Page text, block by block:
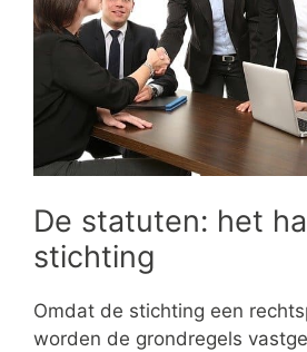
De statuten: het
stichting
Omdat de stichting een
worden de grondregels